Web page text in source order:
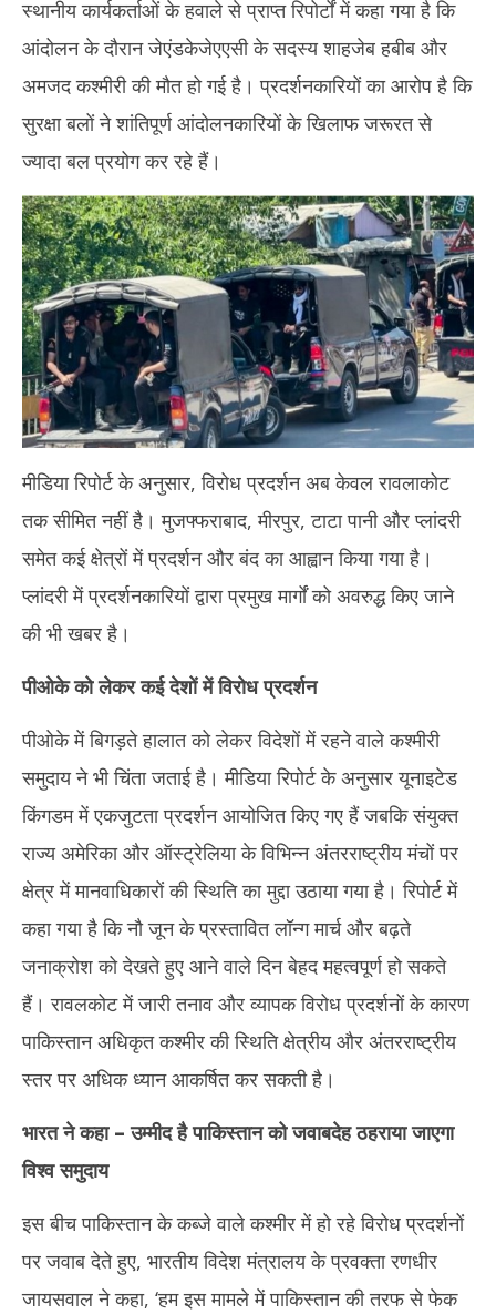
स्थानीय कार्यकर्ताओं के हवाले से प्राप्त रिपोर्टों में कहा गया है कि
आंदोलन के दौरान जेएंडकेजेएएसी के सदस्य शाहजेब हबीब और
अमजद कश्मीरी की मौत हो गई है। प्रदर्शनकारियों का आरोप है कि
सुरक्षा बलों ने शांतिपूर्ण आंदोलनकारियों के खिलाफ जरूरत से
ज्यादा बल प्रयोग कर रहे हैं।
मीडिया रिपोर्ट के अनुसार, विरोध प्रदर्शन अब केवल रावलाकोट
तक सीमित नहीं है। मुजफ्फराबाद, मीरपुर, टाटा पानी और प्लांदरी
समेत कई क्षेत्रों में प्रदर्शन और बंद का आह्वान किया गया है।
प्लांदरी में प्रदर्शनकारियों द्वारा प्रमुख मार्गों को अवरुद्ध किए जाने
की भी खबर है।
पीओके को लेकर कई देशों में विरोध प्रदर्शन
पीओके में बिगड़ते हालात को लेकर विदेशों में रहने वाले कश्मीरी
समुदाय ने भी चिंता जताई है। मीडिया रिपोर्ट के अनुसार यूनाइटेड
किंगडम में एकजुटता प्रदर्शन आयोजित किए गए हैं जबकि संयुक्त
राज्य अमेरिका और ऑस्ट्रेलिया के विभिन्न अंतरराष्ट्रीय मंचों पर
क्षेत्र में मानवाधिकारों की स्थिति का मुद्दा उठाया गया है। रिपोर्ट में
कहा गया है कि नौ जून के प्रस्तावित लॉन्ग मार्च और बढ़ते
जनाक्रोश को देखते हुए आने वाले दिन बेहद महत्वपूर्ण हो सकते
हैं। रावलकोट में जारी तनाव और व्यापक विरोध प्रदर्शनों के कारण
पाकिस्तान अधिकृत कश्मीर की स्थिति क्षेत्रीय और अंतरराष्ट्रीय
स्तर पर अधिक ध्यान आकर्षित कर सकती है।
भारत ने कहा – उम्मीद है पाकिस्तान को जवाबदेह ठहराया जाएगा
विश्व समुदाय
इस बीच पाकिस्तान के कब्जे वाले कश्मीर में हो रहे विरोध प्रदर्शनों
पर जवाब देते हुए, भारतीय विदेश मंत्रालय के प्रवक्ता रणधीर
जायसवाल ने कहा, ‘हम इस मामले में पाकिस्तान की तरफ से फेक